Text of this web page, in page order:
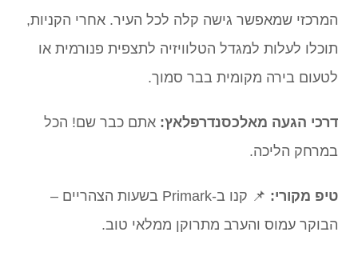
המרכזי שמאפשר גישה קלה לכל העיר. אחרי הקניות,
תוכלו לעלות למגדל הטלוויזיה לתצפית פנורמית או
לטעום בירה מקומית בבר סמוך.
דרכי הגעה מאלכסנדרפלאץ: אתם כבר שם! הכל
במרחק הליכה.
טיפ מקורי:
📌 קנו ב-Primark בשעות הצהריים –
הבוקר עמוס והערב מתרוקן ממלאי טוב.